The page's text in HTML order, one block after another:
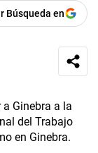
Búsqueda en
Ginebra a la
del Trabajo
en Ginebra.